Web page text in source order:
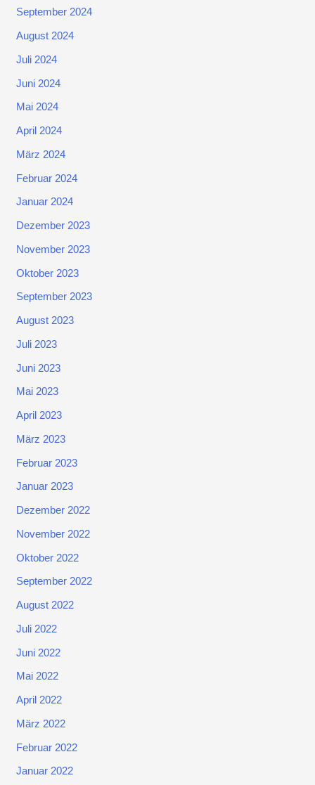
September 2024
August 2024
Juli 2024
Juni 2024
Mai 2024
April 2024
März 2024
Februar 2024
Januar 2024
Dezember 2023
November 2023
Oktober 2023
September 2023
August 2023
Juli 2023
Juni 2023
Mai 2023
April 2023
März 2023
Februar 2023
Januar 2023
Dezember 2022
November 2022
Oktober 2022
September 2022
August 2022
Juli 2022
Juni 2022
Mai 2022
April 2022
März 2022
Februar 2022
Januar 2022